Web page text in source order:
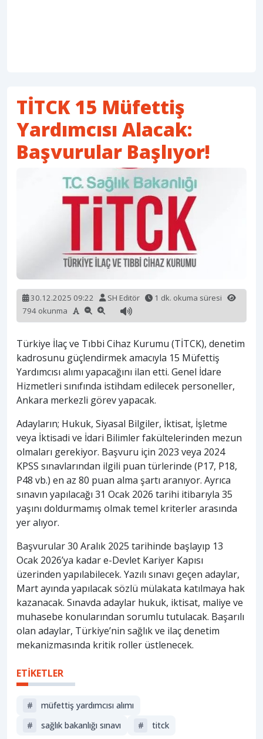
TİTCK 15 Müfettiş
Yardımcısı Alacak:
Başvurular Başlıyor!
30.12.2025 09:22 SH Editör
1 dk. okuma süresi
794 okunma
Türkiye İlaç ve Tıbbi Cihaz Kurumu (TİTCK), denetim
kadrosunu güçlendirmek amacıyla 15 Müfettiş
Yardımcısı alımı yapacağını ilan etti. Genel İdare
Hizmetleri sınıfında istihdam edilecek personeller,
Ankara merkezli görev yapacak.
Adayların; Hukuk, Siyasal Bilgiler, İktisat, İşletme
veya İktisadi ve İdari Bilimler fakültelerinden mezun
olmaları gerekiyor. Başvuru için 2023 veya 2024
KPSS sınavlarından ilgili puan türlerinde (P17, P18,
P48 vb.) en az 80 puan alma şartı aranıyor. Ayrıca
sınavın yapılacağı 31 Ocak 2026 tarihi itibarıyla 35
yaşını doldurmamış olmak temel kriterler arasında
yer alıyor.
Başvurular 30 Aralık 2025 tarihinde başlayıp 13
Ocak 2026’ya kadar e-Devlet Kariyer Kapısı
üzerinden yapılabilecek. Yazılı sınavı geçen adaylar,
Mart ayında yapılacak sözlü mülakata katılmaya hak
kazanacak. Sınavda adaylar hukuk, iktisat, maliye ve
muhasebe konularından sorumlu tutulacak. Başarılı
olan adaylar, Türkiye’nin sağlık ve ilaç denetim
mekanizmasında kritik roller üstlenecek.
ETİKETLER
#
müfettiş yardımcısı alımı
#
sağlık bakanlığı sınavı # titck